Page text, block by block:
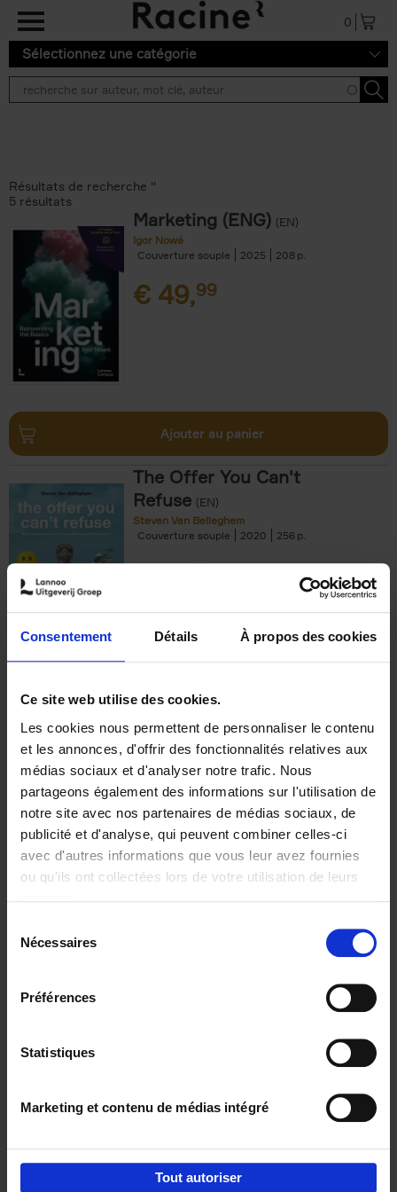
Consentement Détails À propos des cookies
Ce site web utilise des cookies.
Les cookies nous permettent de personnaliser le contenu
et les annonces, d'offrir des fonctionnalités relatives aux
médias sociaux et d'analyser notre trafic. Nous
partageons également des informations sur l'utilisation de
notre site avec nos partenaires de médias sociaux, de
publicité et d'analyse, qui peuvent combiner celles-ci
avec d'autres informations que vous leur avez fournies
ou qu'ils ont collectées lors de votre utilisation de leurs
Nécessaires
Préférences
Statistiques
Marketing et contenu de médias intégré
Tout autoriser
Aller au contenu principal
0
Sélectionnez une catégorie
Résultats de recherche ''
5 résultats
Marketing (ENG) (EN)
Igor Nowé
Couverture souple
2025 208
€ 49,99
Ajouter au panier
The Offer You Can't
Refuse (EN)
Steven Van Belleghem
Couverture souple
2020 256
€37,50
Building Bonds = Building
Business
Jochen Roef Jozefien De Feyter
Carolien Boom
Couverture souple
2025 200
€29,99
Digital marketing like a PRO -
completely revised edition (EN)